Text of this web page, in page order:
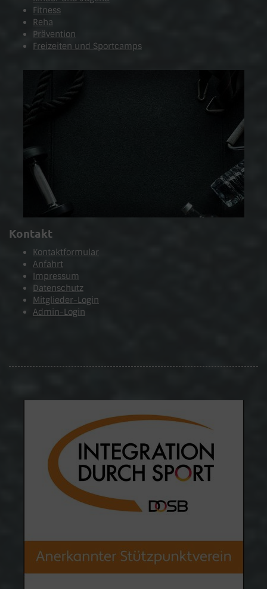
Fitness
Reha
Prävention
Freizeiten und Sportcamps
Kontakt
Kontaktformular
Anfahrt
Impressum
Datenschutz
Mitglieder-Login
Admin-Login